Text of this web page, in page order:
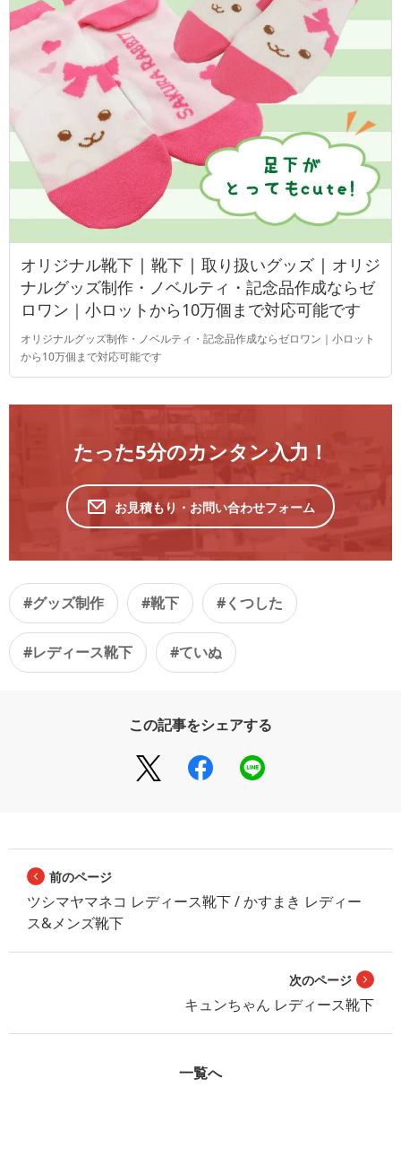
オリジナル靴下 | 靴下 | 取り扱いグッズ | オリジ
ナルグッズ制作・ノベルティ・記念品作成ならゼ
ロワン｜小ロットから10万個まで対応可能です
オリジナルグッズ制作・ノベルティ・記念品作成ならゼロワン｜小ロット
から10万個まで対応可能です
たった5分のカンタン入力！
お見積もり・お問い合わせフォーム
#グッズ制作 #靴下 #くつした
#レディース靴下 #ていぬ
この記事をシェアする
前のページ
ツシマヤマネコ レディース靴下 / かすまき レディー
ス&メンズ靴下
次のページ
キュンちゃん レディース靴下
一覧へ